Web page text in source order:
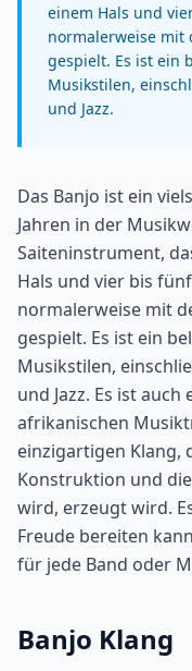
einem Hals und
normalerweise mit
gespielt. Es ist ein
Musikstilen,
und Jazz.
Das Banjo ist ein
Jahren in der
Saiteninstrument,
Hals und vier bis
normalerweise mit
gespielt. Es ist ein
Musikstilen,
und Jazz. Es ist
afrikanischen
einzigartigen Klang,
Konstruktion und
wird, erzeugt wird.
Freude bereiten
für jede Band oder
Banjo Klang